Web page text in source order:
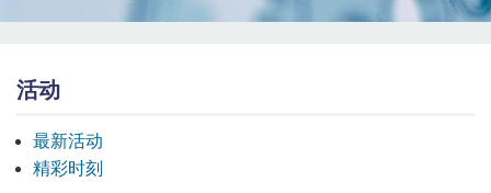
活动
最新活动
精彩时刻